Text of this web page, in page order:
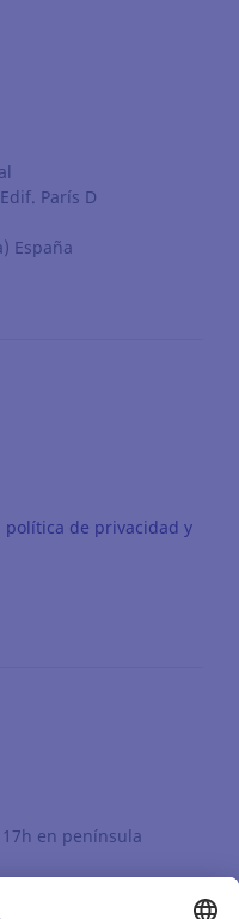
París D
España
política de privacidad y
en península